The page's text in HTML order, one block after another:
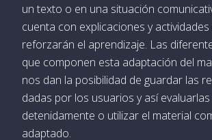
un texto o en una situación
cuenta con explicaciones y actividades
reforzarán el aprendizaje. Las
que componen esta adaptación del
nos dan la posibilidad de guardar las
dadas por los usuarios y así evaluarlas
detenidamente o utilizar el material
adaptado.